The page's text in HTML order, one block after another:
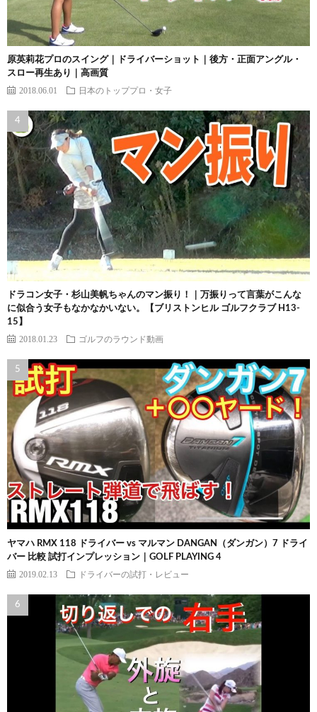
原英莉花プロのスイング｜ドライバーショット｜後方・正面アングル・
スロー再生あり｜高画質
2018.06.01 日本のトッププロ・女子
ドラコン女子・杉山美帆ちゃんのマン振り！｜万振りって言葉がこんな
に似合う女子もなかなかいない。【ブリストンヒル ゴルフクラブ H13-
15】
2018.01.23 ゴルフのラウンド動画
ヤマハ RMX 118 ドライバー vs マルマン DANGAN（ダンガン）7 ドライ
バー 比較 試打インプレッション｜GOLF PLAYING 4
2019.02.13 ドライバーの試打・レビュー